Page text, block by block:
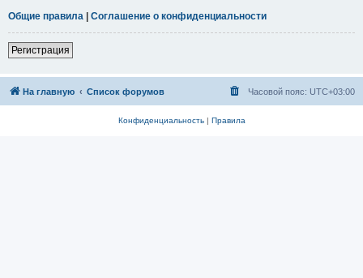
Общие правила | Соглашение о конфиденциальности
Регистрация
На главную Список форумов Часовой пояс: UTC+03:00
Конфиденциальность| Правила